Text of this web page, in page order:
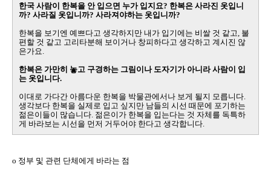
한국 사람이 한복을 안 입으면 누가 입지요? 한복은 사라진 옷입니
까? 사라질 옷입니까? 사라져야하는 옷입니까?
한복을 보기엔 예쁘다고 생각하지만 내가 입기에는 비쌀 것 같고 불
편할 것 같고 고리타분해 보이거나 창피하다고 생각하고 계시진 않
은가요
한복은 가만히 놓고 구경하는 그림이나 도자기가 아니라 사람이 입
는 옷입니다.
이대로 가다간 아름다운 한복을 박물관에서나 보게 될지 모릅니다
생각보다 한복을 실제로 입고 싶지만 남들의 시선 때문에 포기하는
젊은이들이 많습니다 젊은이가 한복을 입는다는 것 자체를 독특하
게 바라보는 시선을 먼저 거두어야 한다고 생각합니다
o 정부 및 관련 단체에게 바라는 점